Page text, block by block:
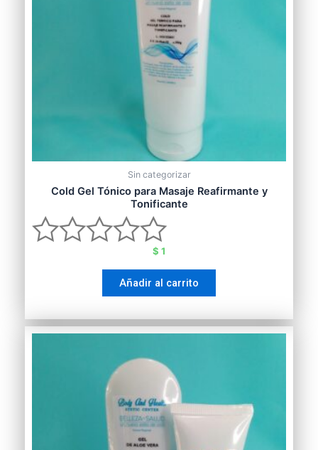
Sin categorizar
Cold Gel Tónico para Masaje Reafirmante y
Tonificante
Valorado
0
$ 1
Añadir al carrito